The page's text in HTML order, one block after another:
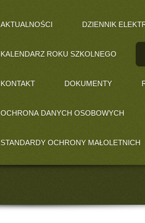
AKTUALNOŚCI DZIENNIK
KALENDARZ ROKU SZKOLNEGO
KONTAKT DOKUMENTY
OCHRONA DANYCH OSOBOWYCH
STANDARDY OCHRONY MAŁOLETNICH